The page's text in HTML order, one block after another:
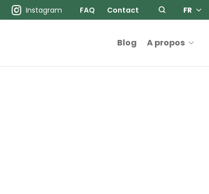
Instagram FAQ Contact FR
Blog A propos